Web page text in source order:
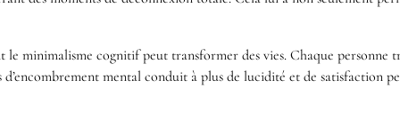
le minimalisme cognitif peut transformer des vies. Chaque personne
mental conduit à plus de lucidité et de satisfaction